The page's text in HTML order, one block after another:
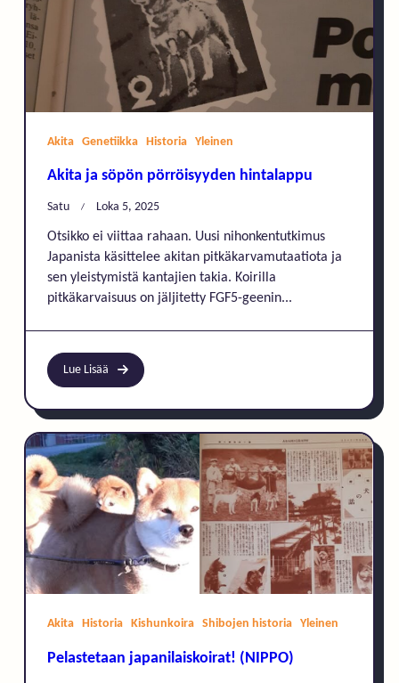
Akita Genetiikka Historia Yleinen
Akita ja söpön pörröisyyden hintalappu
Satu Loka 5, 2025
Otsikko ei viittaa rahaan. Uusi nihonkentutkimus
Japanista käsittelee akitan pitkäkarvamutaatiota ja
sen yleistymistä kantajien takia. Koirilla
pitkäkarvaisuus on jäljitetty FGF5-geenin...
Lue Lisää
Akita Historia Kishunkoira Shibojen historia Yleinen
Pelastetaan japanilaiskoirat! (NIPPO)